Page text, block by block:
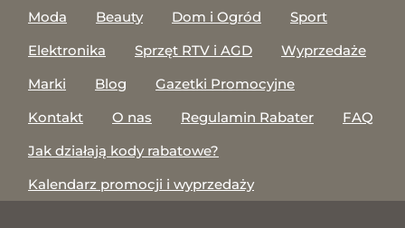
Moda Beauty Dom i Ogród
Sport
Elektronika
Sprzęt RTV i AGD
Wyprzedaże
Marki
Blog
Gazetki Promocyjne
Kontakt
O nas Regulamin Rabater
FAQ
Jak działają kody rabatowe?
Kalendarz promocji i wyprzedaży